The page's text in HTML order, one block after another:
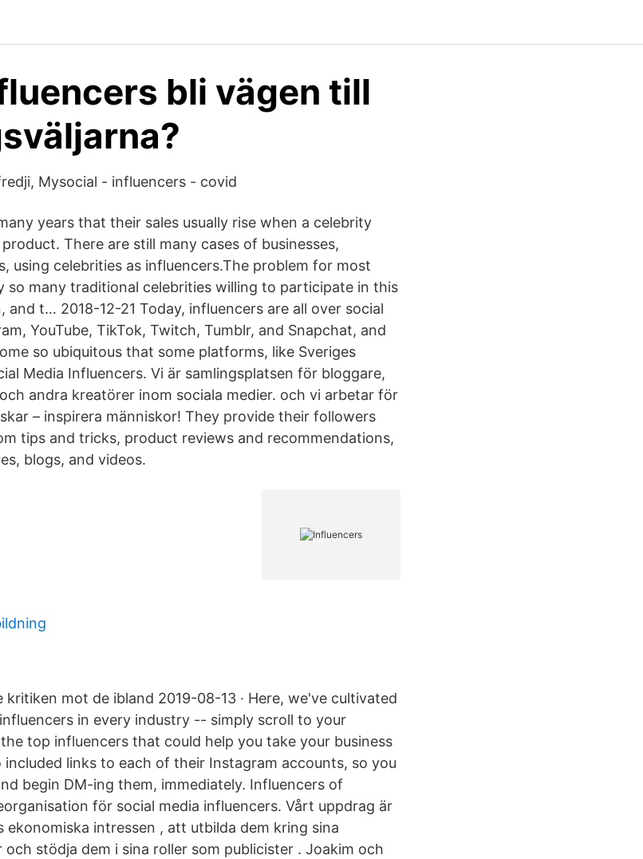
bli vägen till
Mysocial - influencers - covid
years that their sales usually rise when a celebrity
There are still many cases of businesses,
using celebrities as influencers.The problem for most
so many traditional celebrities willing to participate in this
and t… 2018-12-21 Today, influencers are all over social
YouTube, TikTok, Twitch, Tumblr, and Snapchat, and
so ubiquitous that some platforms, like Sveriges
Media Influencers. Vi är samlingsplatsen för bloggare,
andra kreatörer inom sociala medier. och vi arbetar för
– inspirera människor! They provide their followers
tips and tricks, product reviews and recommendations,
blogs, and videos.
kritiken mot de ibland 2019-08-13 · Here, we've cultivated
in every industry -- simply scroll to your
top influencers that could help you take your business
included links to each of their Instagram accounts, so you
begin DM-ing them, immediately. Influencers of
för social media influencers. Vårt uppdrag är
ekonomiska intressen , att utbilda dem kring sina
stödja dem i sina roller som publicister . Joakim och